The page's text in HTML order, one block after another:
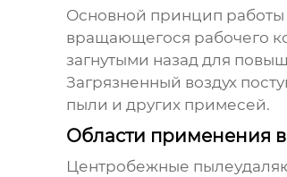
Основной принцип работы
вращающегося рабочего
загнутыми назад для
Загрязненный воздух
пыли и других примесей.
Области применения
Центробежные